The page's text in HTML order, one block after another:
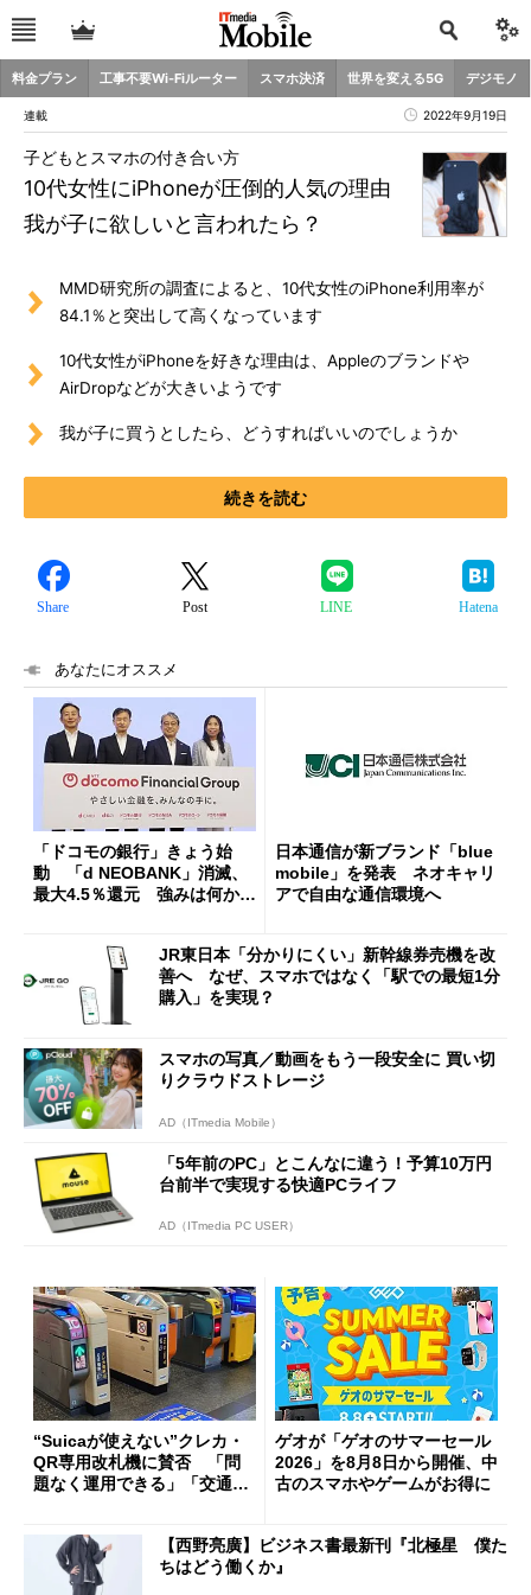
料金プラン 工事不要Wi-Fiルーター スマホ決済 世界を変える5G デジモノ
連載 2022年9月19日
10代女性にiPhoneが圧倒的人気の理由
我が子に欲しいと言われたら？
子どもとスマホの付き合い方
MMD研究所の調査によると、10代女性のiPhone利用率が
84.1％と突出して高くなっています
10代女性がiPhoneを好きな理由は、Appleのブランドや
AirDropなどが大きいようです
我が子に買うとしたら、どうすればいいのでしょうか
続きを読む
Share Post LINE Hatena
あなたにオススメ
「ドコモの銀行」きょう始
動 「d NEOBANK」消滅、
最大4.5％還元 強みは何か解
日本通信が新ブランド「blue
mobile」を発表 ネオキャリ
アで自由な通信環境へ
JR東日本「分かりにくい」新幹線券売機を改
善へ なぜ、スマホではなく「駅での最短1分
購入」を実現？
スマホの写真／動画をもう一段安全に 買い切
りクラウドストレージ
AD（ITmedia Mobile）
「5年前のPC」とこんなに違う！予算10万円
台前半で実現する快適PCライフ
AD（ITmedia PC USER）
“Suicaが使えない”クレカ・
QR専用改札機に賛否 「問
題なく運用できる」「交通系I
ゲオが「ゲオのサマーセール
2026」を8月8日から開催、中
古のスマホやゲームがお得に
【西野亮廣】ビジネス書最新刊『北極星 僕た
ちはどう働くか』